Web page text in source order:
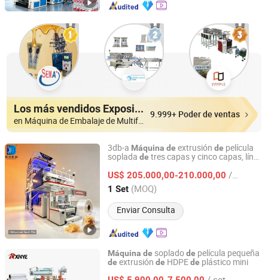
Los más vendidos Expositores
en Máquina de Embalaje de Multifunción
9.999+ Poder de ventas
3db-a Máquina de extrusión de película
soplada de tres capas y cinco capas, línea
fabricacióndebolsasdepolietileno,
precio defábrica
US$ 205.000,00-210.000,00 / Set
1 Set (MOQ)
Enviar Consulta
Ruian Debang Machinery Co., Ltd.
Zhejiang, China Desde 2026
Máquina de sopladode película pequeña
de extrusión de HDPEde plástico mini
Ruian Xinye Packaging Machine Co., Ltd.